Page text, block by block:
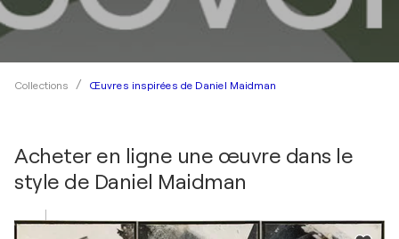
Collections Œuvres inspirées de Daniel Maidman
Acheter en ligne une œuvre dans le
style de Daniel Maidman